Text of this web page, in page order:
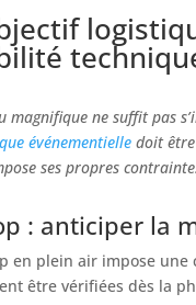
magnifique ne suffit pas
événementielle doit
ses propres
: anticiper la
en plein air impose une
être vérifiées dès la